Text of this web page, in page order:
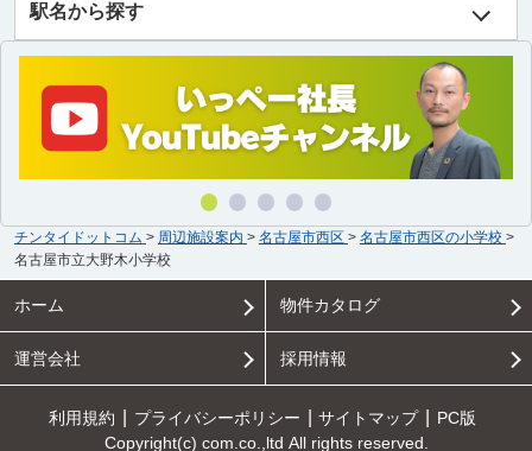
駅名から探す
チンタイドットコム > 周辺施設案内 > 名古屋市西区 > 名古屋市西区の小学校 >
名古屋市立大野木小学校
ホーム 物件カタログ
運営会社 採用情報
利用規約 プライバシーポリシー サイトマップ
PC版
Copyright(c) com.co.,ltd All rights reserved.